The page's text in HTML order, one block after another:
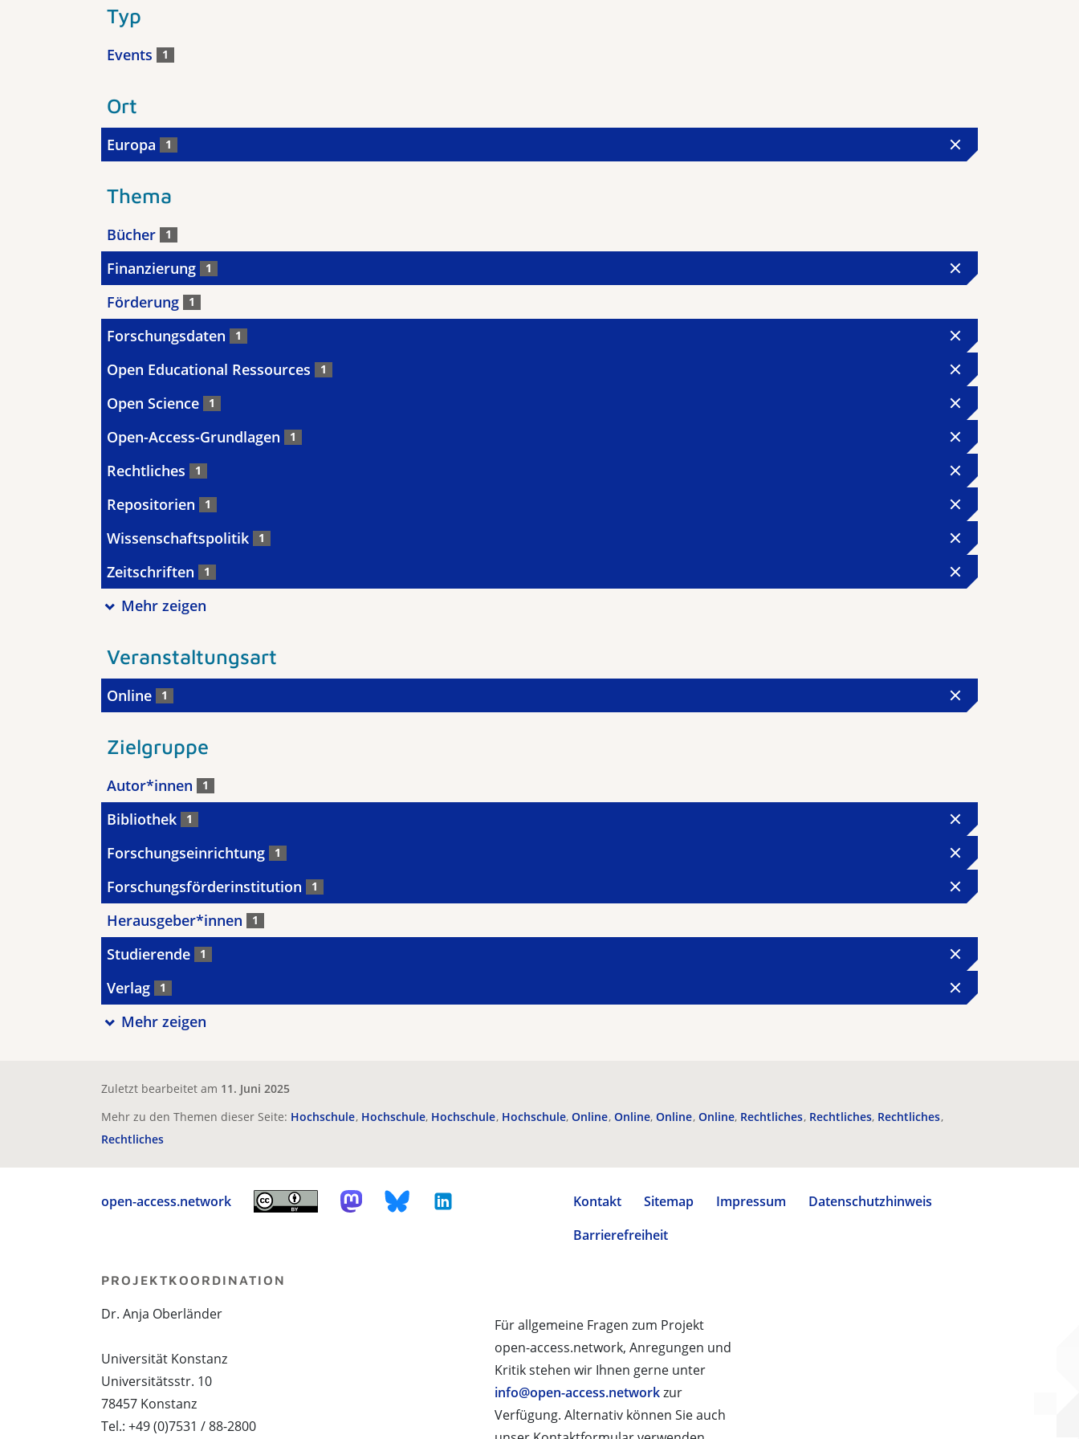
Typ
Events 1
Ort
Europa 1
Thema
Bücher 1
Finanzierung 1
Förderung 1
Forschungsdaten 1
Open Educational Ressources 1
Open Science 1
Open-Access-Grundlagen 1
Rechtliches 1
Repositorien 1
Wissenschaftspolitik 1
Zeitschriften 1
Mehr zeigen
Veranstaltungsart
Online 1
Zielgruppe
Autor*innen 1
Bibliothek 1
Forschungseinrichtung 1
Forschungsförderinstitution 1
Herausgeber*innen 1
Studierende 1
Verlag 1
Mehr zeigen
Zuletzt bearbeitet am 11. Juni 2025
Mehr zu den Themen dieser Seite: Hochschule Hochschule Hochschule Hochschule Online Online Online Online Rechtliches Rechtliches Rechtliches
Rechtliches
open-access.network Kontakt Sitemap Impressum
Datenschutzhinweis
Barrierefreiheit
Für allgemeine Fragen zum Projekt
open-access.network, Anregungen und
Kritik stehen wir Ihnen gerne unter
info@open-access.networkzur
Verfügung. Alternativ können Sie auch
PROJEKTKOORDINATION
Dr. Anja Oberländer
Universität Konstanz
Universitätsstr. 10
78457 Konstanz
Tel.: +49 (0)7531 / 88-2800